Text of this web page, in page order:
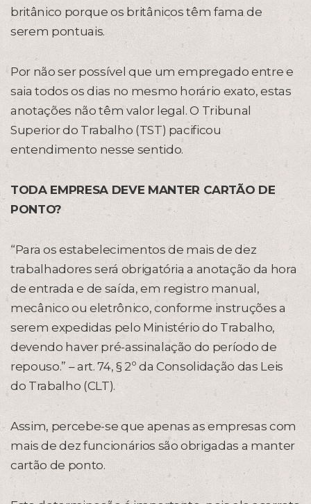
britânico porque os britânicos têm fama de
serem pontuais.
Por não ser possível que um empregado entre e
saia todos os dias no mesmo horário exato, estas
anotações não têm valor legal. O Tribunal
Superior do Trabalho (TST) pacificou
entendimento nesse sentido.
TODA EMPRESA DEVE MANTER CARTÃO DE
PONTO?
“Para os estabelecimentos de mais de dez
trabalhadores será obrigatória a anotação da hora
de entrada e de saída, em registro manual,
mecânico ou eletrônico, conforme instruções a
serem expedidas pelo Ministério do Trabalho,
devendo haver pré-assinalação do período de
repouso.” – art. 74, § 2º da Consolidação das Leis
do Trabalho (CLT).
Assim, percebe-se que apenas as empresas com
mais de dez funcionários são obrigadas a manter
cartão de ponto.